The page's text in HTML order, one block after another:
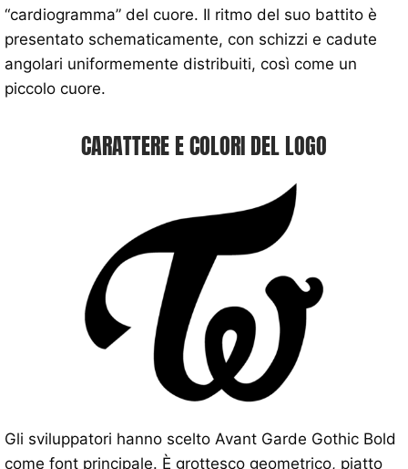
“cardiogramma” del cuore. Il ritmo del suo battito è
presentato schematicamente, con schizzi e cadute
angolari uniformemente distribuiti, così come un
piccolo cuore.
CARATTERE E COLORI DEL LOGO
Gli sviluppatori hanno scelto Avant Garde Gothic Bold
come font principale. È grottesco geometrico, piatto